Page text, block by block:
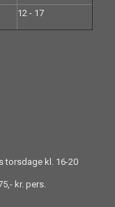
12 - 17
torsdage kl. 16-20
kr. pers.